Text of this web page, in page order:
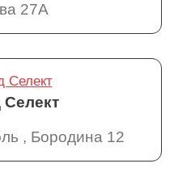
27А
Селект
, Бородина 12